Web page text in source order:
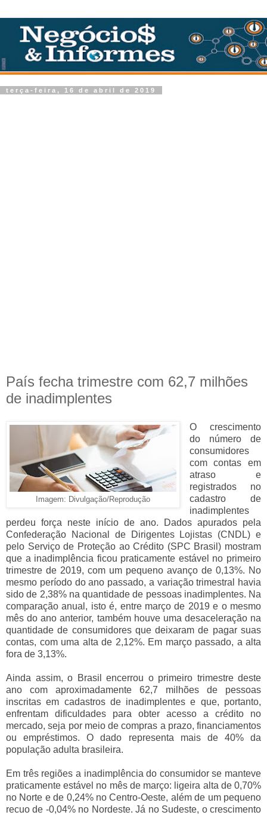
terça-feira, 16 de abril de 2019
País fecha trimestre com 62,7 milhões
de inadimplentes
Imagem: Divulgação/Reprodução
O crescimento
do número de
consumidores
com contas em
atraso e
registrados no
cadastro de
inadimplentes
perdeu força neste início de ano. Dados apurados pela
Confederação Nacional de Dirigentes Lojistas (CNDL) e
pelo Serviço de Proteção ao Crédito (SPC Brasil) mostram
que a inadimplência ficou praticamente estável no primeiro
trimestre de 2019, com um pequeno avanço de 0,13%. No
mesmo período do ano passado, a variação trimestral havia
sido de 2,38% na quantidade de pessoas inadimplentes. Na
comparação anual, isto é, entre março de 2019 e o mesmo
mês do ano anterior, também houve uma desaceleração na
quantidade de consumidores que deixaram de pagar suas
contas, com uma alta de 2,12%. Em março passado, a alta
fora de 3,13%.
Ainda assim, o Brasil encerrou o primeiro trimestre deste
ano com aproximadamente 62,7 milhões de pessoas
inscritas em cadastros de inadimplentes e que, portanto,
enfrentam dificuldades para obter acesso a crédito no
mercado, seja por meio de compras a prazo, financiamentos
ou empréstimos. O dado representa mais de 40% da
população adulta brasileira.
Em três regiões a inadimplência do consumidor se manteve
praticamente estável no mês de março: ligeira alta de 0,70%
no Norte e de 0,24% no Centro-Oeste, além de um pequeno
recuo de -0,04% no Nordeste. Já no Sudeste, o crescimento